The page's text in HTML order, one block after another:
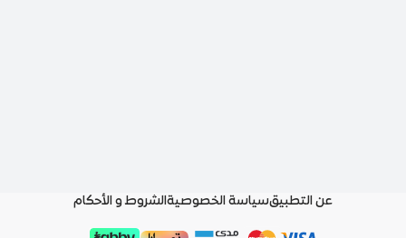
عن التطبيقسياسة الخصوصيةالشروط و الأحكام